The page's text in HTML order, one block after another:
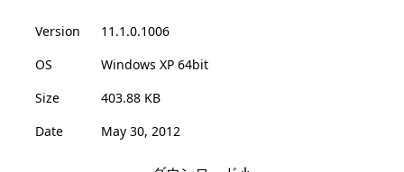
Version
11.1.0.1006
OS
Windows XP 64bit
Size
403.88 KB
Date
May 30, 2012